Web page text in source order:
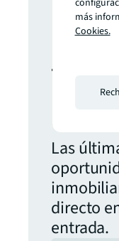
te
Las
directo
entrada.
más
Cookies.